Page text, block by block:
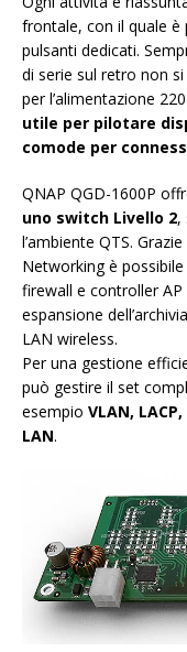
frontale, con il quale
pulsanti dedicati.
di serie sul retro non
per l’alimentazione
utile per pilotare
comode per
QNAP QGD-1600P
uno switch Livello 2,
l’ambiente QTS.
Networking è
firewall e controller
espansione
LAN wireless.
Per una gestione
può gestire il set
esempio VLAN,
LAN.